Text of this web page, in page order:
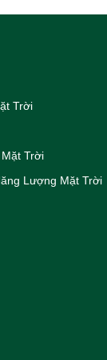
Trời
Trời
Lượng Mặt Trời